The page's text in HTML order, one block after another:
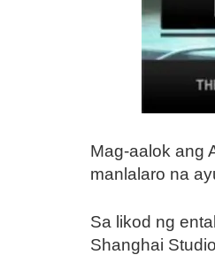
Mag-aalok ang
manlalaro na
Sa likod ng
Shanghai